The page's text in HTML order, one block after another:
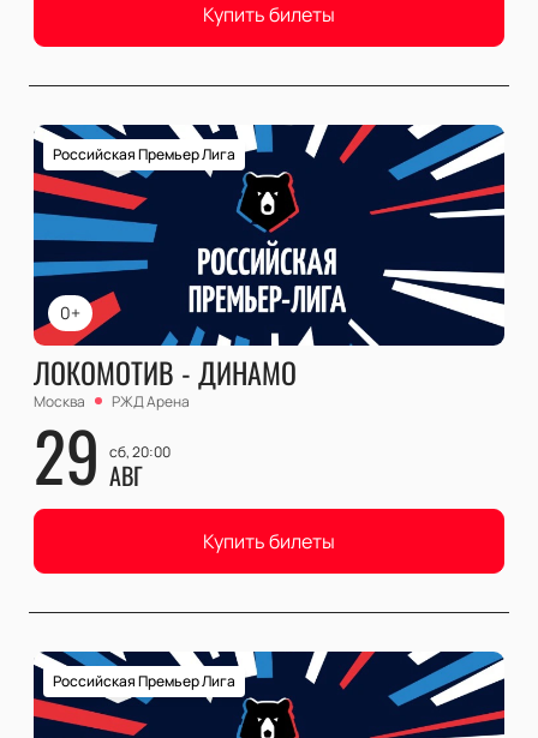
Купить билеты
0+
Российская Премьер Лига
ЛОКОМОТИВ - ДИНАМО
Москва РЖД Арена
29 сб, 20:00
АВГ
Купить билеты
Российская Премьер Лига